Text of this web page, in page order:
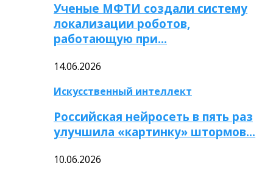
Ученые МФТИ создали систему
локализации роботов,
работающую при…
14.06.2026
Искусственный интеллект
Российская нейросеть в пять раз
улучшила «картинку» штормов…
10.06.2026